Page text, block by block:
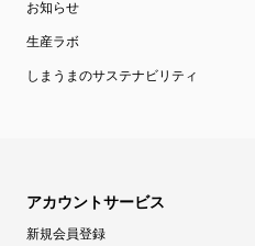
お知らせ
生産ラボ
しまうまのサステナビリティ
アカウントサービス
新規会員登録